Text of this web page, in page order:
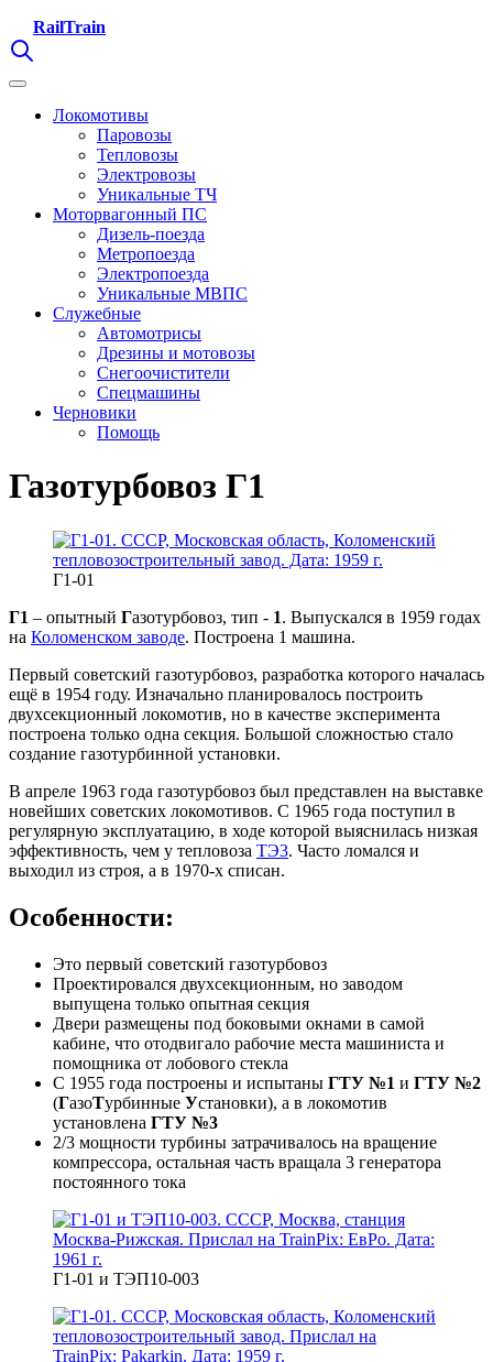
RailTrain
Локомотивы
Паровозы
Тепловозы
Электровозы
Уникальные ТЧ
Моторвагонный ПС
Дизель-поезда
Метропоезда
Электропоезда
Уникальные МВПС
Служебные
Автомотрисы
Дрезины и мотовозы
Снегоочистители
Спецмашины
Черновики
Помощь
Газотурбовоз Г1
Г1-01
Г1 – опытный Газотурбовоз, тип - 1. Выпускался в 1959 годах
на Коломенском заводе. Построена 1 машина.
Первый советский газотурбовоз, разработка которого началась
ещё в 1954 году. Изначально планировалось построить
двухсекционный локомотив, но в качестве эксперимента
построена только одна секция. Большой сложностью стало
создание газотурбинной установки.
В апреле 1963 года газотурбовоз был представлен на выставке
новейших советских локомотивов. С 1965 года поступил в
регулярную эксплуатацию, в ходе которой выяснилась низкая
эффективность, чем у тепловоза ТЭ3. Часто ломался и
выходил из строя, а в 1970-х списан.
Особенности:
Это первый советский газотурбовоз
Проектировался двухсекционным, но заводом
выпущена только опытная секция
Двери размещены под боковыми окнами в самой
кабине, что отодвигало рабочие места машиниста и
помощника от лобового стекла
С 1955 года построены и испытаны ГТУ №1 и ГТУ №2
(ГазоТурбинные Установки), а в локомотив
установлена ГТУ №3
2/3 мощности турбины затрачивалось на вращение
компрессора, остальная часть вращала 3 генератора
постоянного тока
Г1-01 и ТЭП10-003